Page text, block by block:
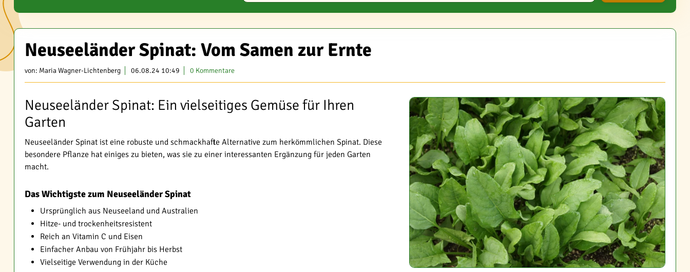
Neuseeländer Spinat: Vom Samen zur Ernte
von: Maria Wagner-Lichtenberg 06.08.24 10:49 0 Kommentare
Neuseeländer Spinat: Ein vielseitiges Gemüse für Ihren
Garten
Neuseeländer Spinat ist eine robuste und schmackhafte Alternative zum herkömmlichen Spinat. Diese
besondere Pflanze hat einiges zu bieten, was sie zu einer interessanten Ergänzung für jeden Garten
macht.
Das Wichtigste zum Neuseeländer Spinat
Ursprünglich aus Neuseeland und Australien
Hitze- und trockenheitsresistent
Reich an Vitamin C und Eisen
Einfacher Anbau von Frühjahr bis Herbst
Vielseitige Verwendung in der Küche